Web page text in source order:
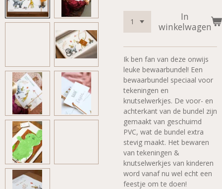
In
winkelwagen
Ik ben fan van deze onwijs
leuke bewaarbundel! Een
bewaarbundel speciaal voor
tekeningen en
knutselwerkjes. De voor- en
achterkant van de bundel zijn
gemaakt van geschuimd
PVC, wat de bundel extra
stevig maakt. Het bewaren
van tekeningen &
knutselwerkjes van kinderen
word vanaf nu wel echt een
feestje om te doen!